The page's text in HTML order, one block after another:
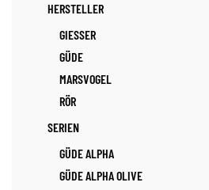
HERSTELLER
GIESSER
GÜDE
MARSVOGEL
RÖR
SERIEN
GÜDE ALPHA
GÜDE ALPHA OLIVE